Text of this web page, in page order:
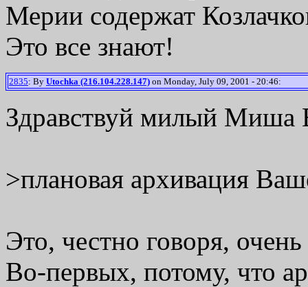
Мерии содержат
Это все знают!
2835: By Utochka (216.104.228.147) on Monday, July 09, 2001 - 20:46:
Здравствуй милый Миша
>плановая архивация
Это, честно говоря,
Во-первых, потому, что